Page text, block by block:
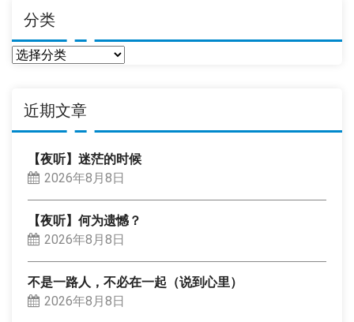
分类
分
近期文章
【夜听】迷茫的时候
2026年8月8日
【夜听】何为遗憾？
2026年8月8日
不是一路人，不必在一起（说到心里）
2026年8月8日